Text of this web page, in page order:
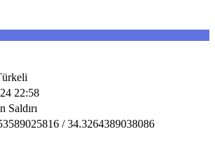
22:58
Saldırı
/ 34.3264389038086